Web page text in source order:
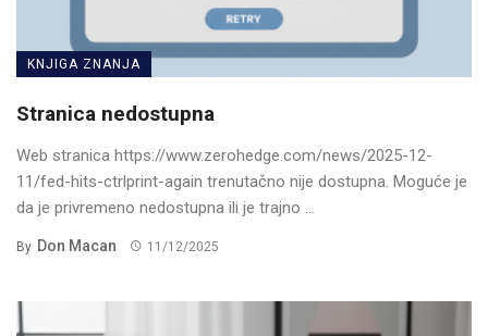
KNJIGA ZNANJA
Stranica nedostupna
Web stranica https://www.zerohedge.com/news/2025-12-
11/fed-hits-ctrlprint-again trenutačno nije dostupna. Moguće je
da je privremeno nedostupna ili je trajno ...
By Don Macan 11/12/2025